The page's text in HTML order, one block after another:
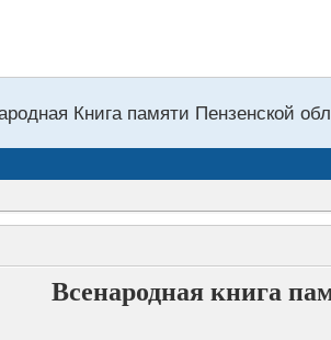
Книга памяти Пензенской
Всенародная книга